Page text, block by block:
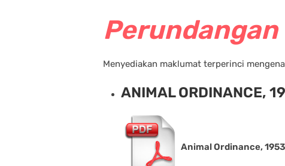
Menyediakan maklumat terperinci
ANIMAL ORDINANCE,
Animal Ordinance, 1953